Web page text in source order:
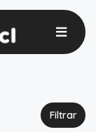
Filtrar